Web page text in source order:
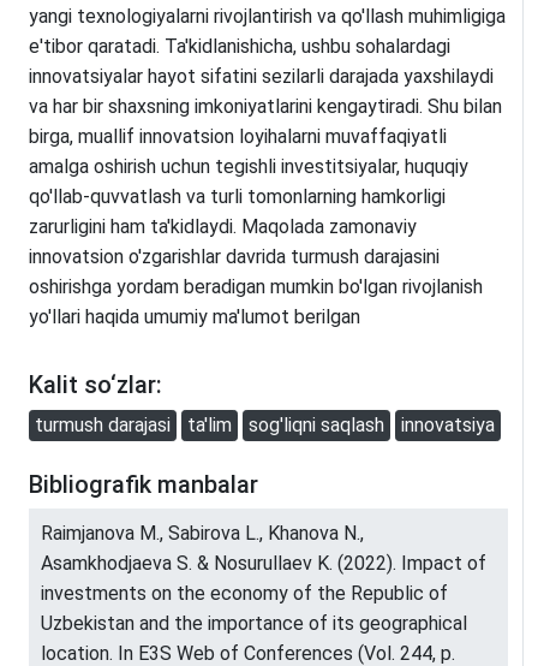
yangi texnologiyalarni rivojlantirish va qo'llash muhimligiga
e'tibor qaratadi. Ta'kidlanishicha, ushbu sohalardagi
innovatsiyalar hayot sifatini sezilarli darajada yaxshilaydi
va har bir shaxsning imkoniyatlarini kengaytiradi. Shu bilan
birga, muallif innovatsion loyihalarni muvaffaqiyatli
amalga oshirish uchun tegishli investitsiyalar, huquqiy
qo'llab-quvvatlash va turli tomonlarning hamkorligi
zarurligini ham ta'kidlaydi. Maqolada zamonaviy
innovatsion o'zgarishlar davrida turmush darajasini
oshirishga yordam beradigan mumkin bo'lgan rivojlanish
yo'llari haqida umumiy ma'lumot berilgan
Kalit so‘zlar:
turmush darajasi ta'lim sog'liqni saqlash innovatsiya
Bibliografik manbalar
Raimjanova M., Sabirova L., Khanova N.,
Asamkhodjaeva S. & Nosurullaev K. (2022). Impact of
investments on the economy of the Republic of
Uzbekistan and the importance of its geographical
location. In E3S Web of Conferences (Vol. 244, p.